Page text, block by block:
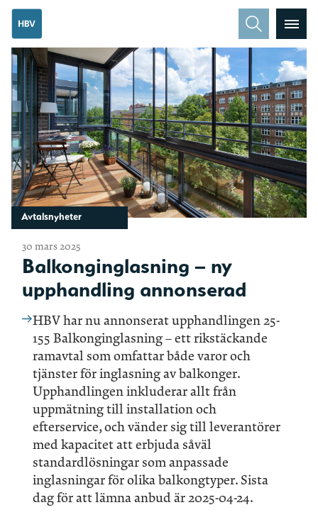
Avtalsnyheter
30 mars 2025
Balkonginglasning – ny
upphandling annonserad
HBV har nu annonserat upphandlingen 25-
155 Balkonginglasning – ett rikstäckande
ramavtal som omfattar både varor och
tjänster för inglasning av balkonger.
Upphandlingen inkluderar allt från
uppmätning till installation och
efterservice, och vänder sig till leverantörer
med kapacitet att erbjuda såväl
standardlösningar som anpassade
inglasningar för olika balkongtyper. Sista
dag för att lämna anbud är 2025-04-24.